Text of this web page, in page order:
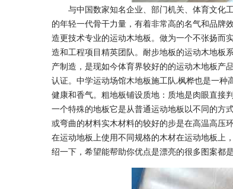
与中国数家知名企业、部门机关、体育文化工
的年轻一代骨干力量，有着非常高的名气和品牌
造更技术专业的运动木地板。做为一个不张扬而
造和工程项目精英团队。耐步地板的运动木地板
产制造，是现如今体育界较好的的运动木地板产
认证。中学运动场馆木地板施工队,枫桦也是一
健康和香气。粗地板铺设质地：质地是肉眼直接
一个特殊的地板它是从普通运动地板以不同的方
或弯曲的材料实木材料的较好的步是在高温高压
在运动地板上使用不同规格的木材在运动地板上
绍一下，希望能帮助你优点是漂亮的很多图案都